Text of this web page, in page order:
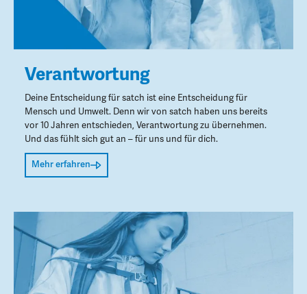
Verantwortung
Deine Entscheidung für satch ist eine Entscheidung für
Mensch und Umwelt. Denn wir von satch haben uns bereits
vor 10 Jahren entschieden, Verantwortung zu übernehmen.
Und das fühlt sich gut an – für uns und für dich.
Mehr erfahren